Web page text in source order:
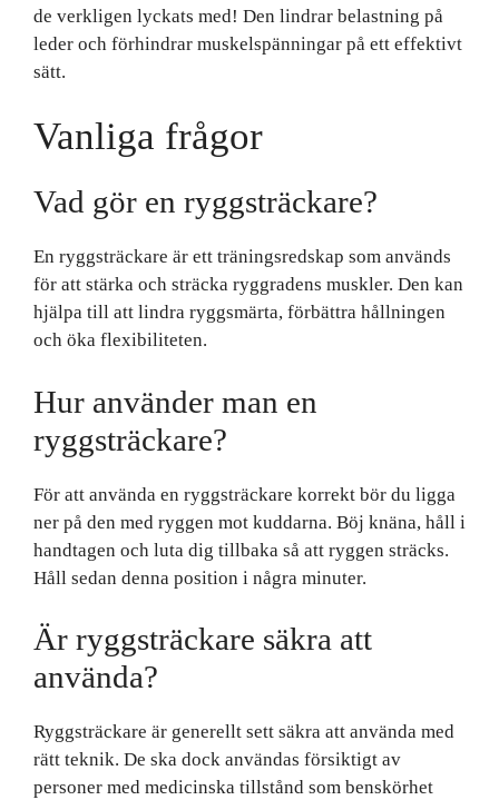
de verkligen lyckats med! Den lindrar belastning på
leder och förhindrar muskelspänningar på ett effektivt
sätt.
Vanliga frågor
Vad gör en ryggsträckare?
En ryggsträckare är ett träningsredskap som används
för att stärka och sträcka ryggradens muskler. Den kan
hjälpa till att lindra ryggsmärta, förbättra hållningen
och öka flexibiliteten.
Hur använder man en
ryggsträckare?
För att använda en ryggsträckare korrekt bör du ligga
ner på den med ryggen mot kuddarna. Böj knäna, håll i
handtagen och luta dig tillbaka så att ryggen sträcks.
Håll sedan denna position i några minuter.
Är ryggsträckare säkra att
använda?
Ryggsträckare är generellt sett säkra att använda med
rätt teknik. De ska dock användas försiktigt av
personer med medicinska tillstånd som benskörhet